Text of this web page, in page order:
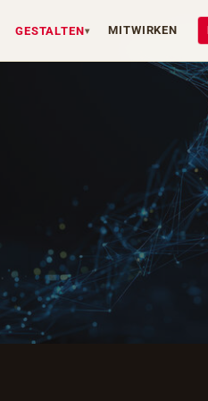
GESTALTEN▾ MITWIRKEN